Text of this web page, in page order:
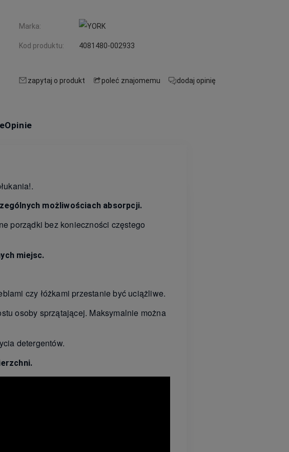
Marka:
Kod produktu: 4081480-002933
zapytaj o produkt poleć znajomemu dodaj opinię
Opinie
możliwościach absorpcji.
porządki bez konieczności częstego
miejsc.
czy łóżkami przestanie być uciążliwe.
osoby sprzątającej. Maksymalnie można
detergentów.